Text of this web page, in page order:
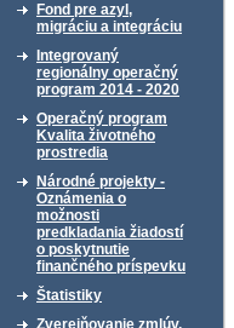
Fond pre azyl,
migráciu a integráciu
Integrovaný
regionálny operačný
program 2014 - 2020
Operačný program
Kvalita životného
prostredia
Národné projekty -
Oznámenia o
možnosti
predkladania žiadostí
o poskytnutie
finančného príspevku
Štatistiky
Zverejňovanie zmlúv,